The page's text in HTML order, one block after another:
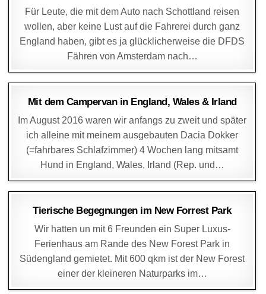
Für Leute, die mit dem Auto nach Schottland reisen
wollen, aber keine Lust auf die Fahrerei durch ganz
England haben, gibt es ja glücklicherweise die DFDS
Fähren von Amsterdam nach…
DAGMAR 6. SEPTEMBER 2016
Mit dem Campervan in England, Wales & Irland
Im August 2016 waren wir anfangs zu zweit und später
ich alleine mit meinem ausgebauten Dacia Dokker
(=fahrbares Schlafzimmer) 4 Wochen lang mitsamt
Hund in England, Wales, Irland (Rep. und…
DAGMAR 25. JUNI 2015
Tierische Begegnungen im New Forrest Park
Wir hatten un mit 6 Freunden ein Super Luxus-
Ferienhaus am Rande des New Forest Park in
Südengland gemietet. Mit 600 qkm ist der New Forest
einer der kleineren Naturparks im…